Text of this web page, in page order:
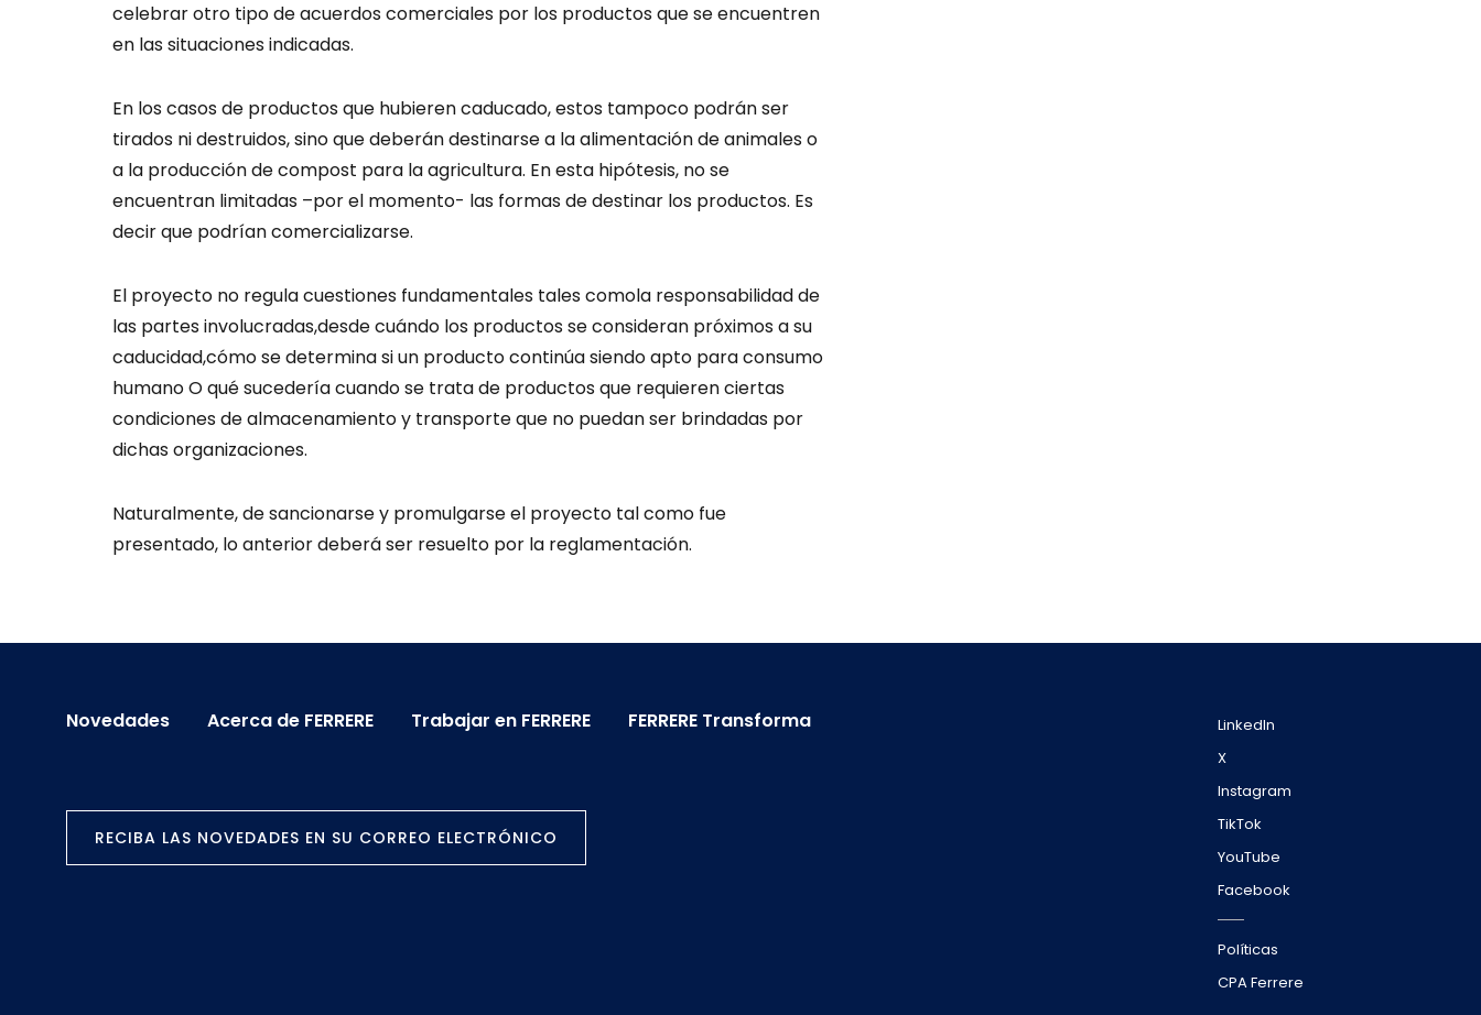
celebrar otro tipo de acuerdos comerciales por los productos que se encuentren
en las situaciones indicadas.
En los casos de productos que hubieren caducado, estos tampoco podrán ser
tirados ni destruidos, sino que deberán destinarse a la alimentación de animales o
a la producción de compost para la agricultura. En esta hipótesis, no se
encuentran limitadas –por el momento- las formas de destinar los productos. Es
decir que podrían comercializarse.
El proyecto no regula cuestiones fundamentales tales comola responsabilidad de
las partes involucradas,desde cuándo los productos se consideran próximos a su
caducidad,cómo se determina si un producto continúa siendo apto para consumo
humano O qué sucedería cuando se trata de productos que requieren ciertas
condiciones de almacenamiento y transporte que no puedan ser brindadas por
dichas organizaciones.
Naturalmente, de sancionarse y promulgarse el proyecto tal como fue
presentado, lo anterior deberá ser resuelto por la reglamentación.
Novedades Acerca de FERRERE Trabajar en FERRERE FERRERE Transforma
RECIBA LAS NOVEDADES EN SU CORREO ELECTRÓNICO
LinkedIn
X
Instagram
TikTok
YouTube
Facebook
Políticas
CPA Ferrere